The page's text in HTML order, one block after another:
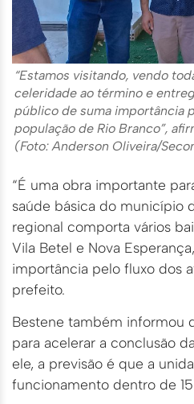
“Estamos visitando, vendo
celeridade ao término e
público de suma importância
população de Rio Branco”,
(Foto: Anderson Oliveira/
“É uma obra importante
saúde básica do município
regional comporta vários
Vila Betel e Nova
importância pelo fluxo dos
prefeito.
Bestene também informou
para acelerar a conclusão
ele, a previsão é que a
funcionamento dentro de